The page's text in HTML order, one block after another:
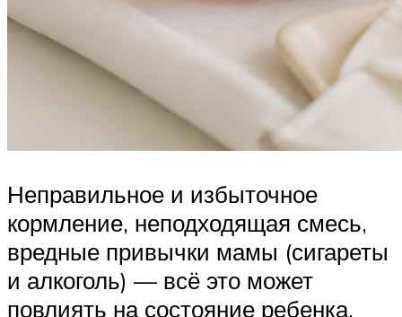
Неправильное и избыточное
кормление, неподходящая смесь,
вредные привычки мамы (сигареты
и алкоголь) — всё это может
повлиять на состояние ребенка.